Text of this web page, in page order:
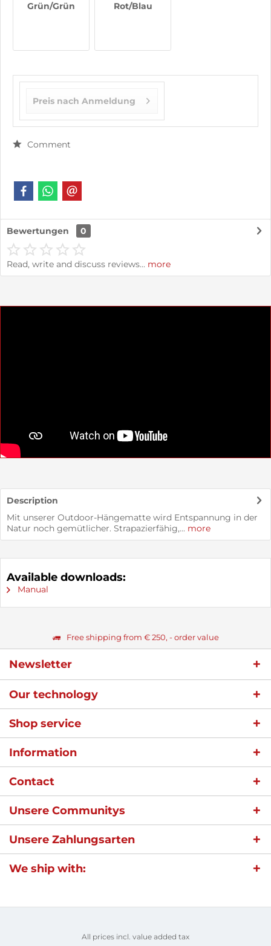
Grün/Grün Rot/Blau
Preis nach Anmeldung
Comment
Bewertungen 0
Read, write and discuss reviews... more
Description
Mit unserer Outdoor-Hängematte wird Entspannung in der
Natur noch gemütlicher. Strapazierfähig,... more
Available downloads:
Manual
Free shipping from € 250, - order value
Newsletter
Our technology
Shop service
Information
Contact
Unsere Communitys
Unsere Zahlungsarten
We ship with:
All prices incl. value added tax